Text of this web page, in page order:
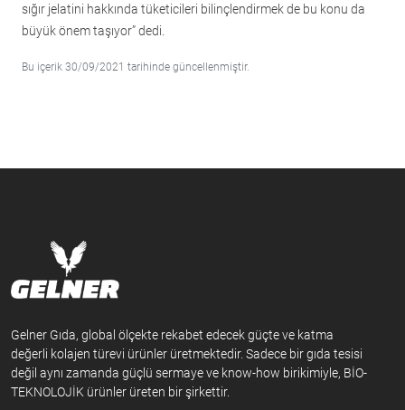
sığır jelatini hakkında tüketicileri bilinçlendirmek de bu konu da
büyük önem taşıyor” dedi.
Bu içerik 30/09/2021 tarihinde güncellenmiştir.
Gelner Gıda, global ölçekte rekabet edecek güçte ve katma
değerli kolajen türevi ürünler üretmektedir. Sadece bir gıda tesisi
değil aynı zamanda güçlü sermaye ve know-how birikimiyle, BİO-
TEKNOLOJİK ürünler üreten bir şirkettir.